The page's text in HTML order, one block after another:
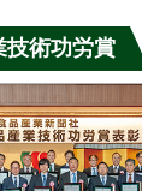
術功労賞